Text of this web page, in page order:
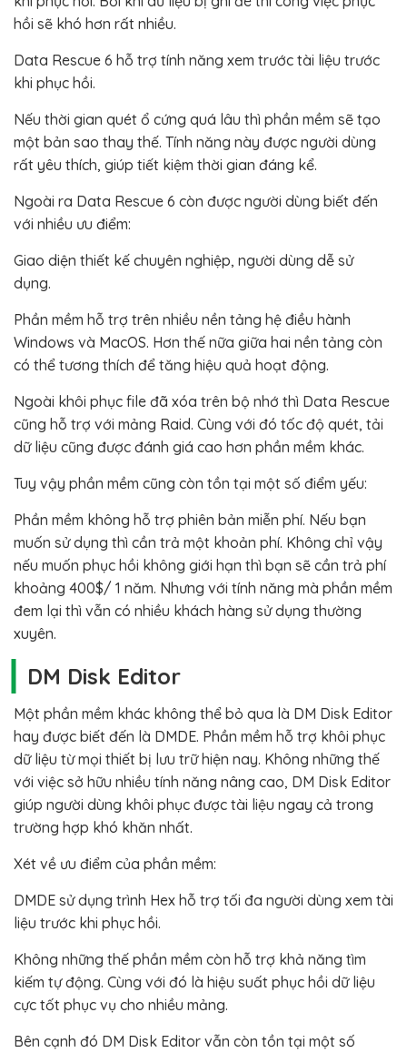
hồi sẽ khó hơn rất nhiều.
Data Rescue 6 hỗ trợ tính năng xem trước tài liệu trước
khi phục hồi.
Nếu thời gian quét ổ cứng quá lâu thì phần mềm sẽ tạo
một bản sao thay thế. Tính năng này được người dùng
rất yêu thích, giúp tiết kiệm thời gian đáng kể.
Ngoài ra Data Rescue 6 còn được người dùng biết đến
với nhiều ưu điểm:
Giao diện thiết kế chuyên nghiệp, người dùng dễ sử
dụng.
Phần mềm hỗ trợ trên nhiều nền tảng hệ điều hành
Windows và MacOS. Hơn thế nữa giữa hai nền tảng còn
có thể tương thích để tăng hiệu quả hoạt động.
Ngoài khôi phục file đã xóa trên bộ nhớ thì Data Rescue
cũng hỗ trợ với mảng Raid. Cùng với đó tốc độ quét, tải
dữ liệu cũng được đánh giá cao hơn phần mềm khác.
Tuy vậy phần mềm cũng còn tồn tại một số điểm yếu:
Phần mềm không hỗ trợ phiên bản miễn phí. Nếu bạn
muốn sử dụng thì cần trả một khoản phí. Không chỉ vậy
nếu muốn phục hồi không giới hạn thì bạn sẽ cần trả phí
khoảng 400$/ 1 năm. Nhưng với tính năng mà phần mềm
đem lại thì vẫn có nhiều khách hàng sử dụng thường
xuyên.
DM Disk Editor
Một phần mềm khác không thể bỏ qua là DM Disk Editor
hay được biết đến là DMDE. Phần mềm hỗ trợ khôi phục
dữ liệu từ mọi thiết bị lưu trữ hiện nay. Không những thế
với việc sở hữu nhiều tính năng nâng cao, DM Disk Editor
giúp người dùng khôi phục được tài liệu ngay cả trong
trường hợp khó khăn nhất.
Xét về ưu điểm của phần mềm:
DMDE sử dụng trình Hex hỗ trợ tối đa người dùng xem tài
liệu trước khi phục hồi.
Không những thế phần mềm còn hỗ trợ khả năng tìm
kiếm tự động. Cùng với đó là hiệu suất phục hồi dữ liệu
cực tốt phục vụ cho nhiều mảng.
Bên cạnh đó DM Disk Editor vẫn còn tồn tại một số